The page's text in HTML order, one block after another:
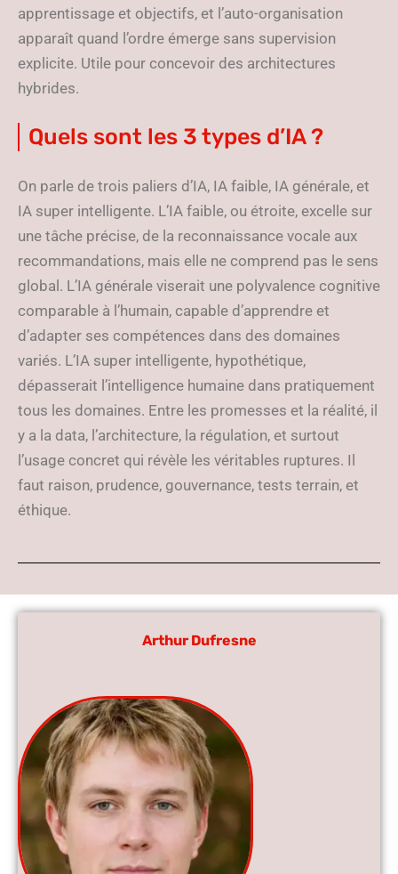
apprentissage et objectifs, et l’auto-organisation
apparaît quand l’ordre émerge sans supervision
explicite. Utile pour concevoir des architectures
hybrides.
Quels sont les 3 types d’IA ?
On parle de trois paliers d’IA, IA faible, IA générale, et
IA super intelligente. L’IA faible, ou étroite, excelle sur
une tâche précise, de la reconnaissance vocale aux
recommandations, mais elle ne comprend pas le sens
global. L’IA générale viserait une polyvalence cognitive
comparable à l’humain, capable d’apprendre et
d’adapter ses compétences dans des domaines
variés. L’IA super intelligente, hypothétique,
dépasserait l’intelligence humaine dans pratiquement
tous les domaines. Entre les promesses et la réalité, il
y a la data, l’architecture, la régulation, et surtout
l’usage concret qui révèle les véritables ruptures. Il
faut raison, prudence, gouvernance, tests terrain, et
éthique.
Arthur Dufresne